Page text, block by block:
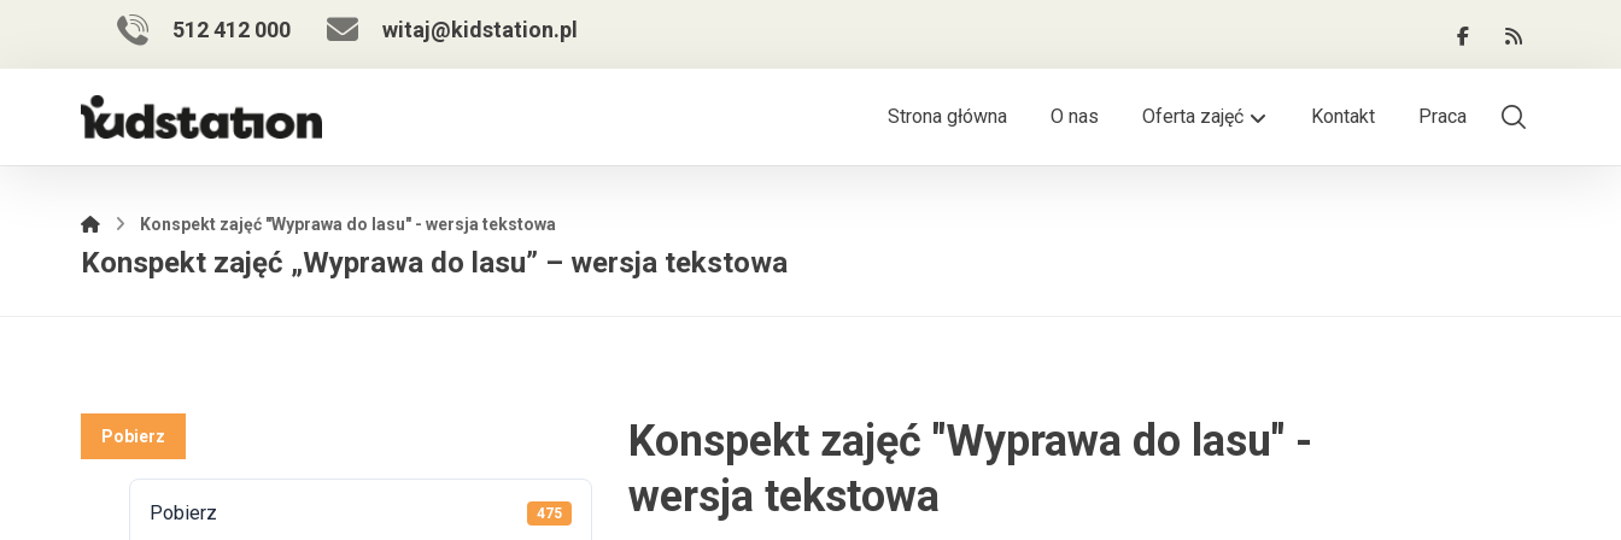
512 412 000 witaj@kidstation.pl
Strona główna O nas Oferta zajęć Kontakt Praca
Konspekt zajęć "Wyprawa do lasu" - wersja tekstowa
Konspekt zajęć „Wyprawa do lasu” – wersja tekstowa
Pobierz
Pobierz 475
Konspekt zajęć "Wyprawa do lasu" -
wersja tekstowa